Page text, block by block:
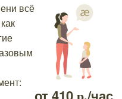
от410 р./час
всё